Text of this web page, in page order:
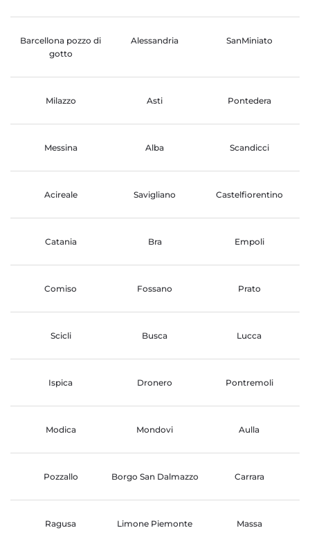
Barcellona pozzo di
gotto
Alessandria SanMiniato
Milazzo Asti Pontedera
Messina Alba Scandicci
Acireale Savigliano Castelfiorentino
Catania Bra Empoli
Comiso Fossano Prato
Scicli Busca Lucca
Ispica Dronero Pontremoli
Modica Mondovi Aulla
Pozzallo Borgo San Dalmazzo Carrara
Ragusa Limone Piemonte Massa